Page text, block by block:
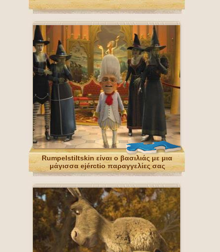
Rumpelstiltskin είναι ο βασιλιάς με μια
μάγισσα ejérctio παραγγελίες σας